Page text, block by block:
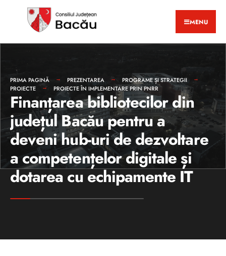
MENU
PRIMA PAGINĂ PREZENTAREA
PROGRAME ȘI STRATEGII
PROIECTE
PROIECTE ÎN IMPLEMENTARE PRIN PNRR
Finanțarea bibliotecilor din
județul Bacău pentru a
deveni hub-uri de dezvoltare
a competențelor digitale și
dotarea cu echipamente IT